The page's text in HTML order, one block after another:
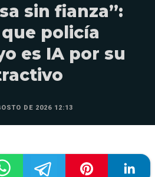
sin fianza”:
policía
es IA por su
DE 2026 12:13